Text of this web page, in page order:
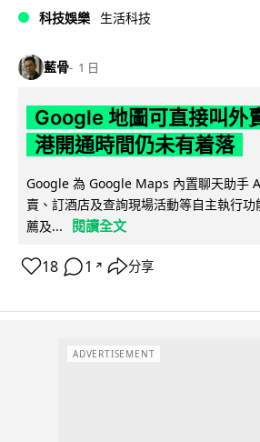
科技娛樂 生活科技
藍骨 1 日
Google 地圖可直接叫
港開通時間仍未有着落
Google 為 Google Maps 內置聊天助手
賣、訂酒店及查詢現場活動等自主執行
薦及...
閱讀全文
18 1 ↗ 分享
ADVERTISEMENT